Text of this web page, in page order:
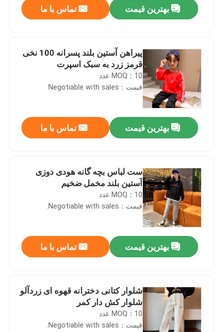
بهترین قیمت تماس با ما
پیراهن آستین بلند پسرانه 100 نخی
قرمز زرد به سبک اسپرت
MOQ：10 عدد
قیمت：Negotiable with sales
بهترین قیمت تماس با ما
ست لباس بچه گانه هودی دوزی
آستین بلند مخمل ضخیم
MOQ：10 عدد
قیمت：Negotiable with sales.
بهترین قیمت تماس با ما
شلوار کتانی دخترانه قهوه ای زردآلو
شلوار کش دار کمر
MOQ：10 عدد
قیمت：Negotiable with sales.